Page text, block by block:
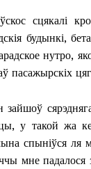
сцякалі
будынкі,
нутро,
пасажырскіх
у такой жа
спыніўся ля
мне